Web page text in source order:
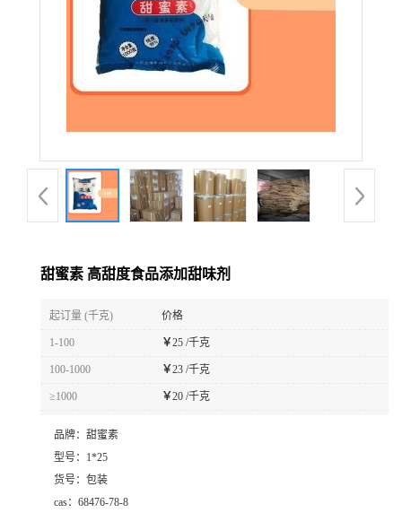
甜蜜素 高甜度食品添加甜味剂
起订量 (千克) 价格
1-100 ￥25 /千克
100-1000 ￥23 /千克
≥1000 ￥20 /千克
品牌： 甜蜜素
型号： 1*25
货号： 包装
cas： 68476-78-8